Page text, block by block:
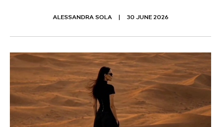
ALESSANDRA SOLA 30 JUNE 2026